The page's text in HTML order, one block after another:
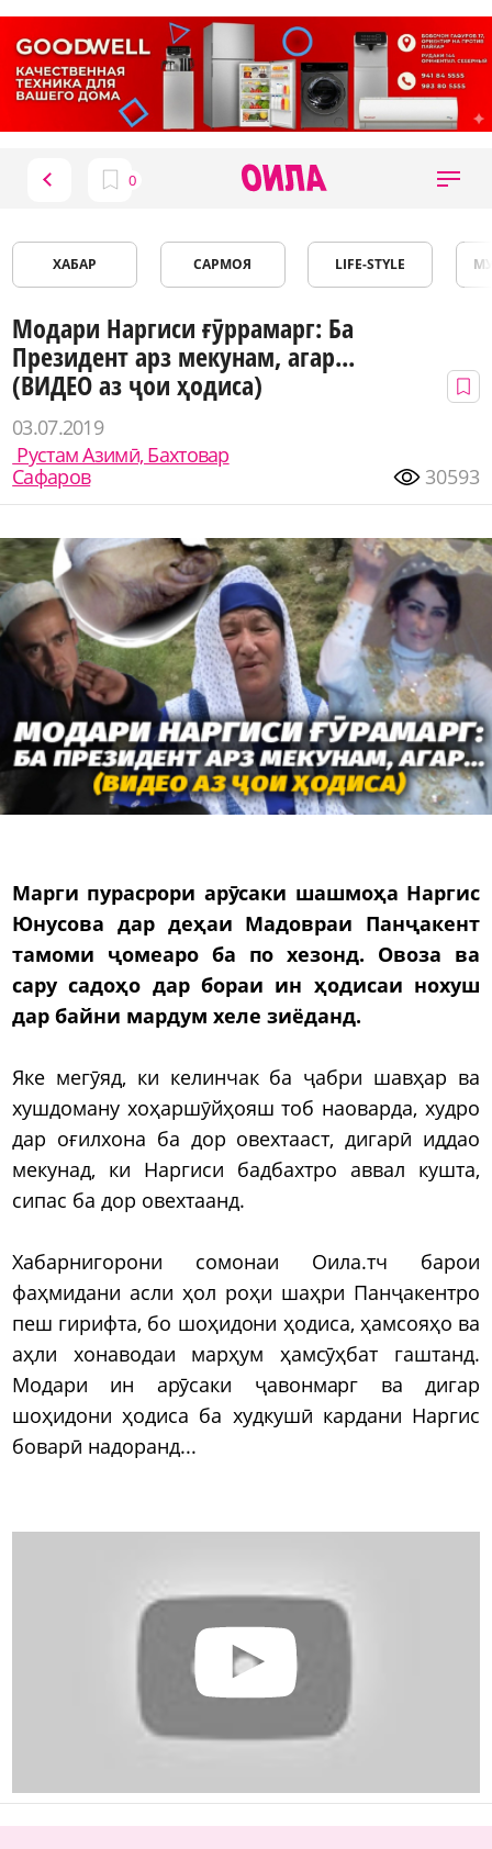
ХАБАР САРМОЯ LIFE-STYLE
Модари Наргиси ғӯррамарг: Ба
Президент арз мекунам, агар...
(ВИДЕО аз ҷои ҳодиса)
03.07.2019
Рустам Азимӣ, Бахтовар
Сафаров
30593
Марги пурасрори арӯсаки шашмоҳа Наргис
Юнусова дар деҳаи Мадовраи Панҷакент
тамоми ҷомеаро ба по хезонд. Овоза ва
сару садоҳо дар бораи ин ҳодисаи нохуш
дар байни мардум хеле зиёданд.
Яке мегӯяд, ки келинчак ба ҷабри шавҳар ва
хушдоману хоҳаршӯйҳояш тоб наоварда, худро
дар оғилхона ба дор овехтааст, дигарӣ иддао
мекунад, ки Наргиси бадбахтро аввал кушта,
сипас ба дор овехтаанд.
Хабарнигорони сомонаи Оила.тч барои
фаҳмидани асли ҳол роҳи шаҳри Панҷакентро
пеш гирифта, бо шоҳидони ҳодиса, ҳамсояҳо ва
аҳли хонаводаи марҳум ҳамсӯҳбат гаштанд.
Модари ин арӯсаки ҷавонмарг ва дигар
шоҳидони ҳодиса ба худкушӣ кардани Наргис
боварӣ надоранд...